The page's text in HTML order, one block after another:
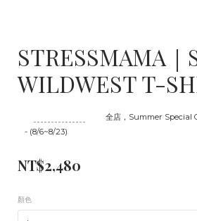
STRESSMAMA｜
WILDWEST T-
全店，Summer Special
- (8/6~8/23)
NT$2,480
顏色